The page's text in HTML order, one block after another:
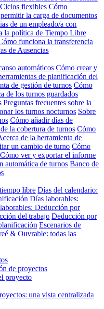
flexibles Cómo
la carga de documentos
de un empleado/a con
la política de Tiempo Libre
funciona la transferencia
de Ausencias
automáticos Cómo crear y
de planificación del
de gestión de turnos Cómo
de los turnos guardados
Preguntas frecuentes sobre la
los turnos nocturnos Sobre
Cómo añadir días de
la cobertura de turnos Cómo
de la herramienta de
un cambio de turno Cómo
Cómo ver y exportar el informe
automática de turnos Banco de
libre Días del calendario:
Días laborables:
Deducción por
del trabajo Deducción por
Escenarios de
& Ouvrable: todas las
de proyectos
proyecto
una vista centralizada